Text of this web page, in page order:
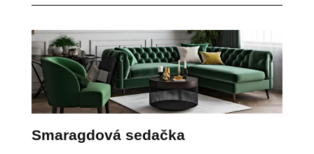
Smaragdová sedačka